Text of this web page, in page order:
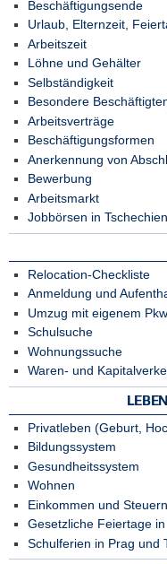
Beschäftigungsende
Urlaub, Elternzeit,
Arbeitszeit
Löhne und Gehälter
Selbständigkeit
Besondere
Arbeitsverträge
Beschäftigungsformen
Anerkennung von
Bewerbung
Arbeitsmarkt
Jobbörsen in Tschechien
Relocation-Checkliste
Anmeldung und
Umzug mit eigenem Pkw
Schulsuche
Wohnungssuche
Waren- und
Privatleben (Geburt,
Bildungssystem
Gesundheitssystem
Wohnen
Einkommen und Steuern
Gesetzliche Feiertage
Schulferien in Prag und